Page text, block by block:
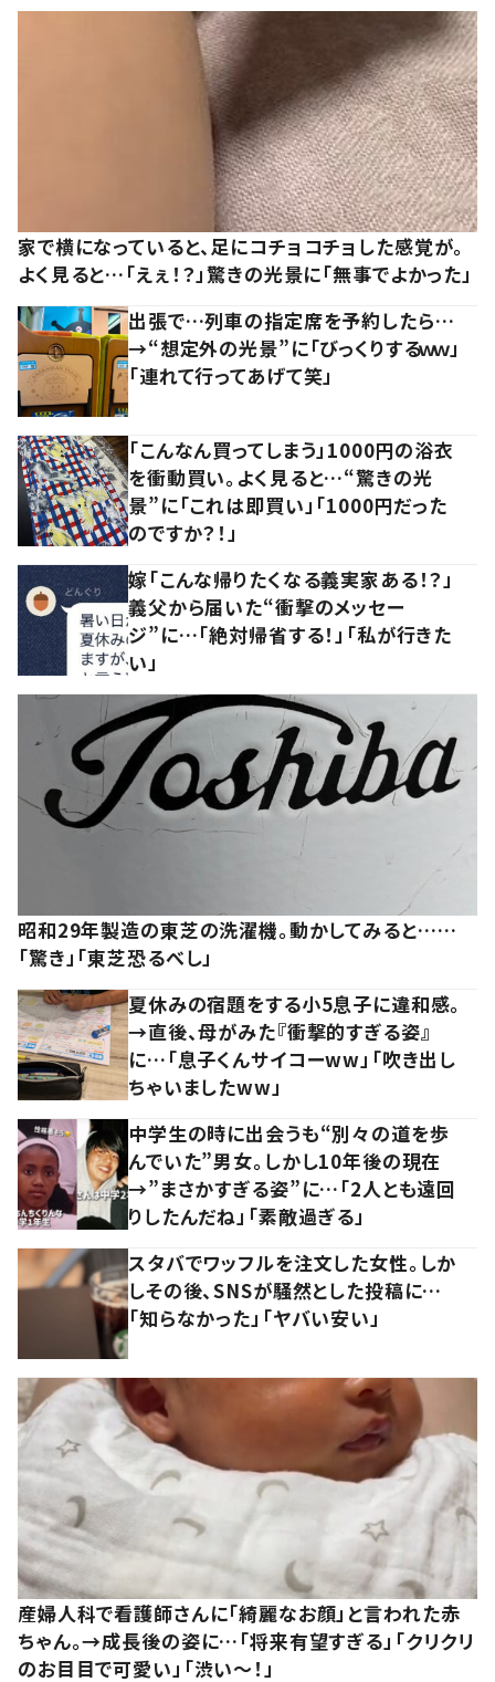
家で横になっていると、足にコチョコチョした感覚が。
よく見ると…「えぇ！？」驚きの光景に「無事でよかった」
出張で…列車の指定席を予約したら…
→“想定外の光景”に「びっくりするｗｗ」
「連れて行ってあげて笑」
「こんなん買ってしまう」1000円の浴衣
を衝動買い。よく見ると…“驚きの光
景”に「これは即買い」「1000円だった
のですか？！」
嫁「こんな帰りたくなる義実家ある！？」
義父から届いた“衝撃のメッセー
ジ”に…「絶対帰省する！」「私が行きた
い」
昭和29年製造の東芝の洗濯機。動かしてみると……
「驚き」「東芝恐るべし」
夏休みの宿題をする小5息子に違和感。
→直後、母がみた『衝撃的すぎる姿』
に…「息子くんサイコーww」「吹き出し
ちゃいましたww」
中学生の時に出会うも“別々の道を歩
んでいた”男女。しかし10年後の現在
→”まさかすぎる姿”に…「2人とも遠回
りしたんだね」「素敵過ぎる」
スタバでワッフルを注文した女性。しか
しその後、SNSが騒然とした投稿に…
「知らなかった」「ヤバい安い」
産婦人科で看護師さんに「綺麗なお顔」と言われた赤
ちゃん。→成長後の姿に…「将来有望すぎる」「クリクリ
のお目目で可愛い」「渋い～！」